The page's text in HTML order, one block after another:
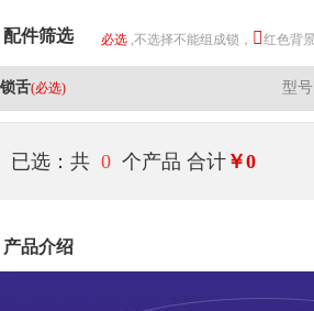
配件筛选 必选 ,不选择不能组成锁， 红色背
锁舌(必选) 型号
已选：共 0 个产品 合计 ￥0
产品介绍